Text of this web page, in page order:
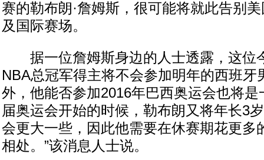
赛的勒布朗·詹姆斯，很可能将就此告别美
及国际赛场。
据一位詹姆斯身边的人士透露，这位
NBA总冠军得主将不会参加明年的西班牙
外，他能否参加2016年巴西奥运会也将是
届奥运会开始的时候，勒布朗又将年长3
会更大一些，因此他需要在休赛期花更多
相处。”该消息人士说。